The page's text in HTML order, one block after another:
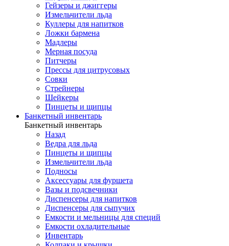
Гейзеры и джиггеры
Измельчители льда
Куллеры для напитков
Ложки бармена
Мадлеры
Мерная посуда
Питчеры
Прессы для цитрусовых
Совки
Стрейнеры
Шейкеры
Пинцеты и щипцы
Банкетный инвентарь
Банкетный инвентарь
Назад
Ведра для льда
Пинцеты и щипцы
Измельчители льда
Подносы
Аксессуары для фуршета
Вазы и подсвечники
Диспенсеры для напитков
Диспенсеры для сыпучих
Емкости и мельницы для специй
Емкости охладительные
Инвентарь